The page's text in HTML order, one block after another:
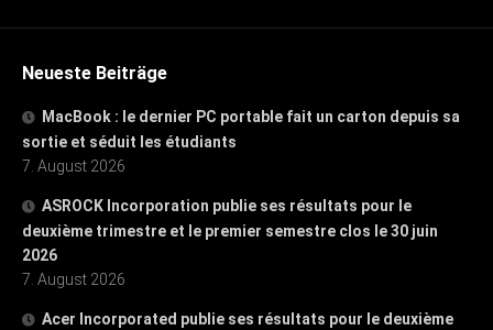
Neueste Beiträge
MacBook : le dernier PC portable fait un carton depuis sa
sortie et séduit les étudiants
7. August 2026
ASROCK Incorporation publie ses résultats pour le
deuxième trimestre et le premier semestre clos le 30 juin
2026
7. August 2026
Acer Incorporated publie ses résultats pour le deuxième